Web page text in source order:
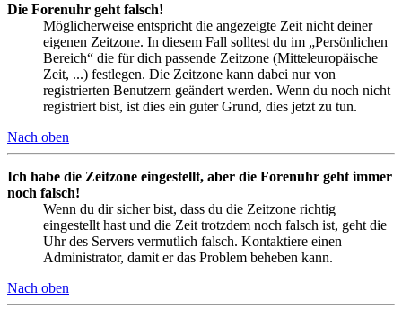
Die Forenuhr geht falsch!
Möglicherweise entspricht die angezeigte Zeit nicht deiner
eigenen Zeitzone. In diesem Fall solltest du im „Persönlichen
Bereich“ die für dich passende Zeitzone (Mitteleuropäische
Zeit, ...) festlegen. Die Zeitzone kann dabei nur von
registrierten Benutzern geändert werden. Wenn du noch nicht
registriert bist, ist dies ein guter Grund, dies jetzt zu tun.
Nach oben
Ich habe die Zeitzone eingestellt, aber die Forenuhr geht immer
noch falsch!
Wenn du dir sicher bist, dass du die Zeitzone richtig
eingestellt hast und die Zeit trotzdem noch falsch ist, geht die
Uhr des Servers vermutlich falsch. Kontaktiere einen
Administrator, damit er das Problem beheben kann.
Nach oben